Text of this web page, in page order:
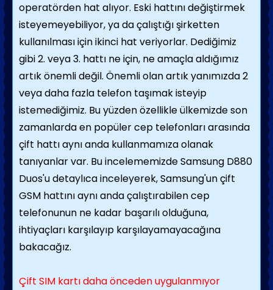
operatörden hat alıyor. Eski hattını değiştirmek
isteyemeyebiliyor, ya da çalıştığı şirketten
kullanılması için ikinci hat veriyorlar. Dediğimiz
gibi 2. veya 3. hattı ne için, ne amaçla aldığımız
artık önemli değil. Önemli olan artık yanımızda 2
veya daha fazla telefon taşımak isteyip
istemediğimiz. Bu yüzden özellikle ülkemizde son
zamanlarda en popüler cep telefonları arasında
çift hattı aynı anda kullanmamıza olanak
tanıyanlar var. Bu incelememizde Samsung D880
Duos'u detaylıca inceleyerek, Samsung'un çift
GSM hattını aynı anda çalıştırabilen cep
telefonunun ne kadar başarılı olduğuna,
ihtiyaçları karşılayıp karşılayamayacağına
bakacağız.
Çift SIM kartı daha önceden uygulanmıyor